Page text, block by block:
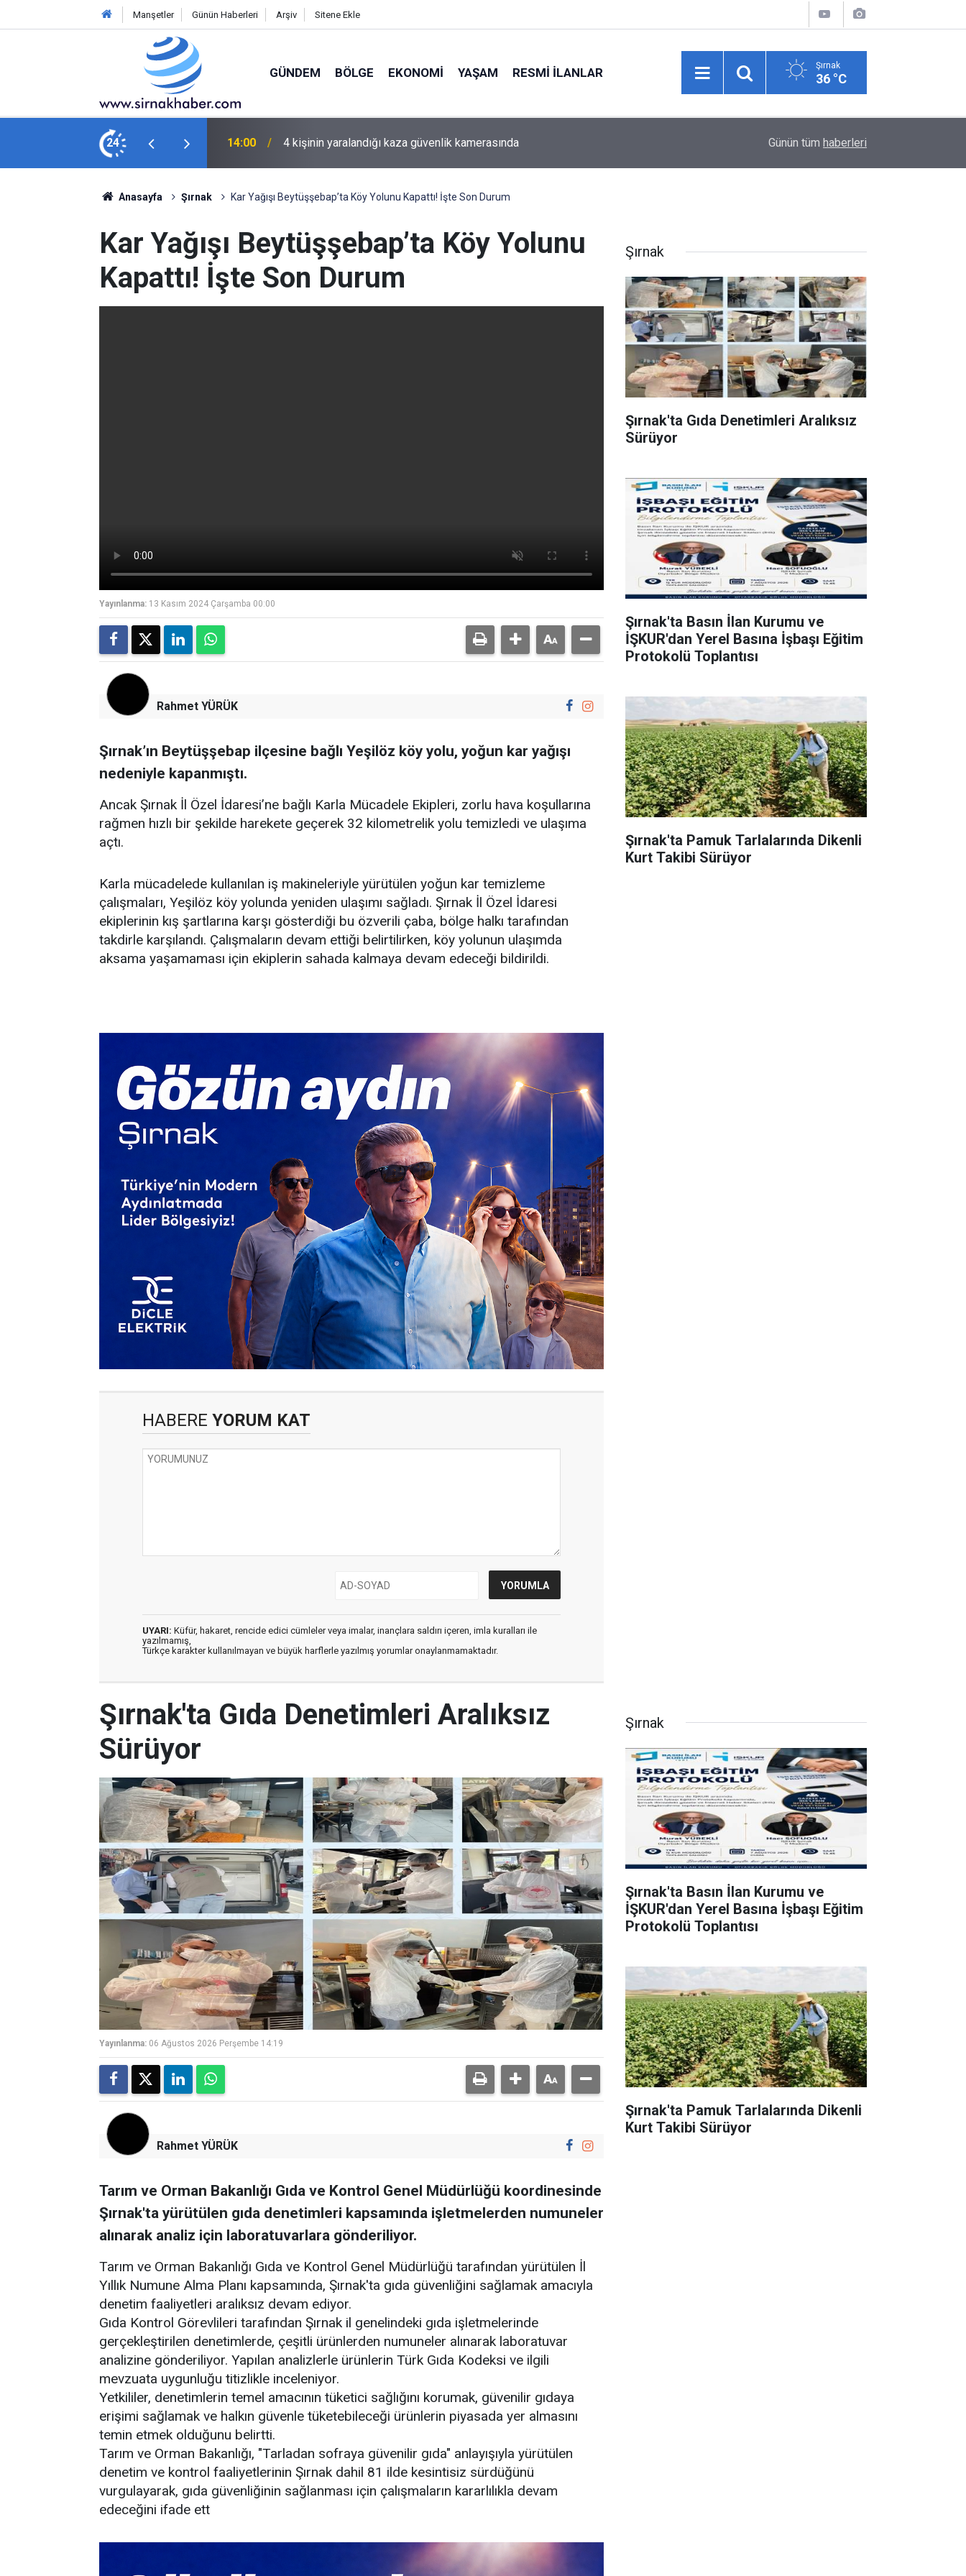
Manşetler Günün Haberleri Arşiv Sitene Ekle
GÜNDEM BÖLGE EKONOMI YAŞAM RESMI İLANLAR Şırnak
36 °C
24 13:14
Toplantısı
Yaz Konserleri ile yazın ritmi Atatürk Kültür
Günün tüm haberleri
Anasayfa Şırnak Kar Yağışı Beytüşşebap’ta Köy Yolunu Kapattı! İşte Son Durum
Kar Yağışı Beytüşşebap’ta Köy Yolunu
Kapattı! İşte Son Durum
Yayınlanma: 13 Kasım 2024 Çarşamba 00:00
Rahmet YÜRÜK
Şırnak’ın Beytüşşebap ilçesine bağlı Yeşilöz köy yolu, yoğun kar yağışı
nedeniyle kapanmıştı.
Ancak Şırnak İl Özel İdaresi’ne bağlı Karla Mücadele Ekipleri, zorlu hava koşullarına
rağmen hızlı bir şekilde harekete geçerek 32 kilometrelik yolu temizledi ve ulaşıma
açtı.
Karla mücadelede kullanılan iş makineleriyle yürütülen yoğun kar temizleme
çalışmaları, Yeşilöz köy yolunda yeniden ulaşımı sağladı. Şırnak İl Özel İdaresi
ekiplerinin kış şartlarına karşı gösterdiği bu özverili çaba, bölge halkı tarafından
takdirle karşılandı. Çalışmaların devam ettiği belirtilirken, köy yolunun ulaşımda
aksama yaşamaması için ekiplerin sahada kalmaya devam edeceği bildirildi.
HABERE YORUM KAT
UYARI: Küfür, hakaret, rencide edici cümleler veya imalar, inançlara saldırı içeren, imla kuralları ile
yazılmamış,
Türkçe karakter kullanılmayan ve büyük harflerle yazılmış yorumlar onaylanmamaktadır.
Şırnak
Şırnak'ta Gıda Denetimleri Aralıksız
Sürüyor
Şırnak'ta Basın İlan Kurumu ve
İŞKUR'dan Yerel Basına İşbaşı Eğitim
Protokolü Toplantısı
Şırnak'ta Pamuk Tarlalarında Dikenli
Kurt Takibi Sürüyor
Şırnak'ta Gıda Denetimleri Aralıksız
Sürüyor
Yayınlanma: 06 Ağustos 2026 Perşembe 14:19
Rahmet YÜRÜK
Tarım ve Orman Bakanlığı Gıda ve Kontrol Genel Müdürlüğü koordinesinde
Şırnak'ta yürütülen gıda denetimleri kapsamında işletmelerden numuneler
alınarak analiz için laboratuvarlara gönderiliyor.
Tarım ve Orman Bakanlığı Gıda ve Kontrol Genel Müdürlüğü tarafından yürütülen İl
Yıllık Numune Alma Planı kapsamında, Şırnak'ta gıda güvenliğini sağlamak amacıyla
denetim faaliyetleri aralıksız devam ediyor.
Gıda Kontrol Görevlileri tarafından Şırnak il genelindeki gıda işletmelerinde
gerçekleştirilen denetimlerde, çeşitli ürünlerden numuneler alınarak laboratuvar
analizine gönderiliyor. Yapılan analizlerle ürünlerin Türk Gıda Kodeksi ve ilgili
mevzuata uygunluğu titizlikle inceleniyor.
Yetkililer, denetimlerin temel amacının tüketici sağlığını korumak, güvenilir gıdaya
erişimi sağlamak ve halkın güvenle tüketebileceği ürünlerin piyasada yer almasını
temin etmek olduğunu belirtti.
Tarım ve Orman Bakanlığı, "Tarladan sofraya güvenilir gıda" anlayışıyla yürütülen
denetim ve kontrol faaliyetlerinin Şırnak dahil 81 ilde kesintisiz sürdüğünü
vurgulayarak, gıda güvenliğinin sağlanması için çalışmaların kararlılıkla devam
edeceğini ifade ett
Şırnak
Şırnak'ta Basın İlan Kurumu ve
İŞKUR'dan Yerel Basına İşbaşı Eğitim
Protokolü Toplantısı
Şırnak'ta Pamuk Tarlalarında Dikenli
Kurt Takibi Sürüyor